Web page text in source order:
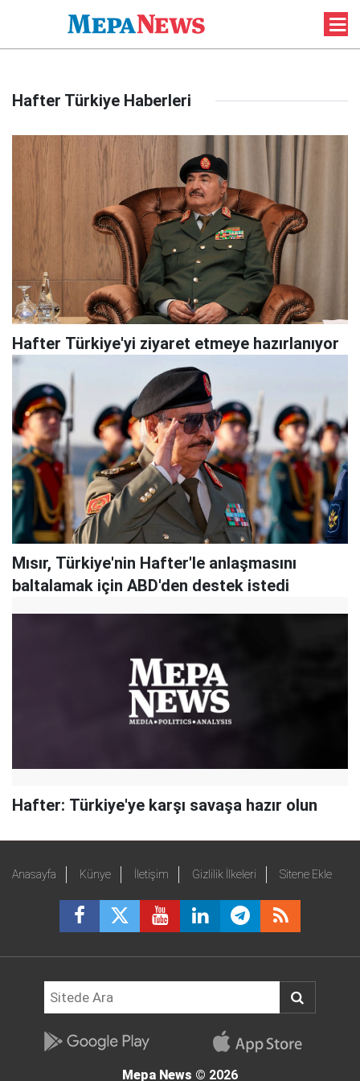
Hafter Türkiye Haberleri
Hafter Türkiye'yi ziyaret etmeye hazırlanıyor
Mısır, Türkiye'nin Hafter'le anlaşmasını
baltalamak için ABD'den destek istedi
Hafter: Türkiye'ye karşı savaşa hazır olun
Anasayfa Künye İletişim Gizlilik İlkeleri Sitene Ekle
Mepa News © 2026